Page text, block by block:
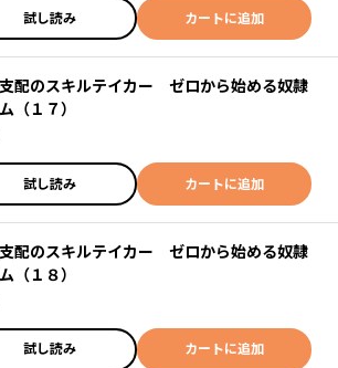
試し読み カートに追加
配のスキルテイカー ゼロから始める奴隷
（１７）
試し読み カートに追加
配のスキルテイカー ゼロから始める奴隷
（１８）
試し読み カートに追加